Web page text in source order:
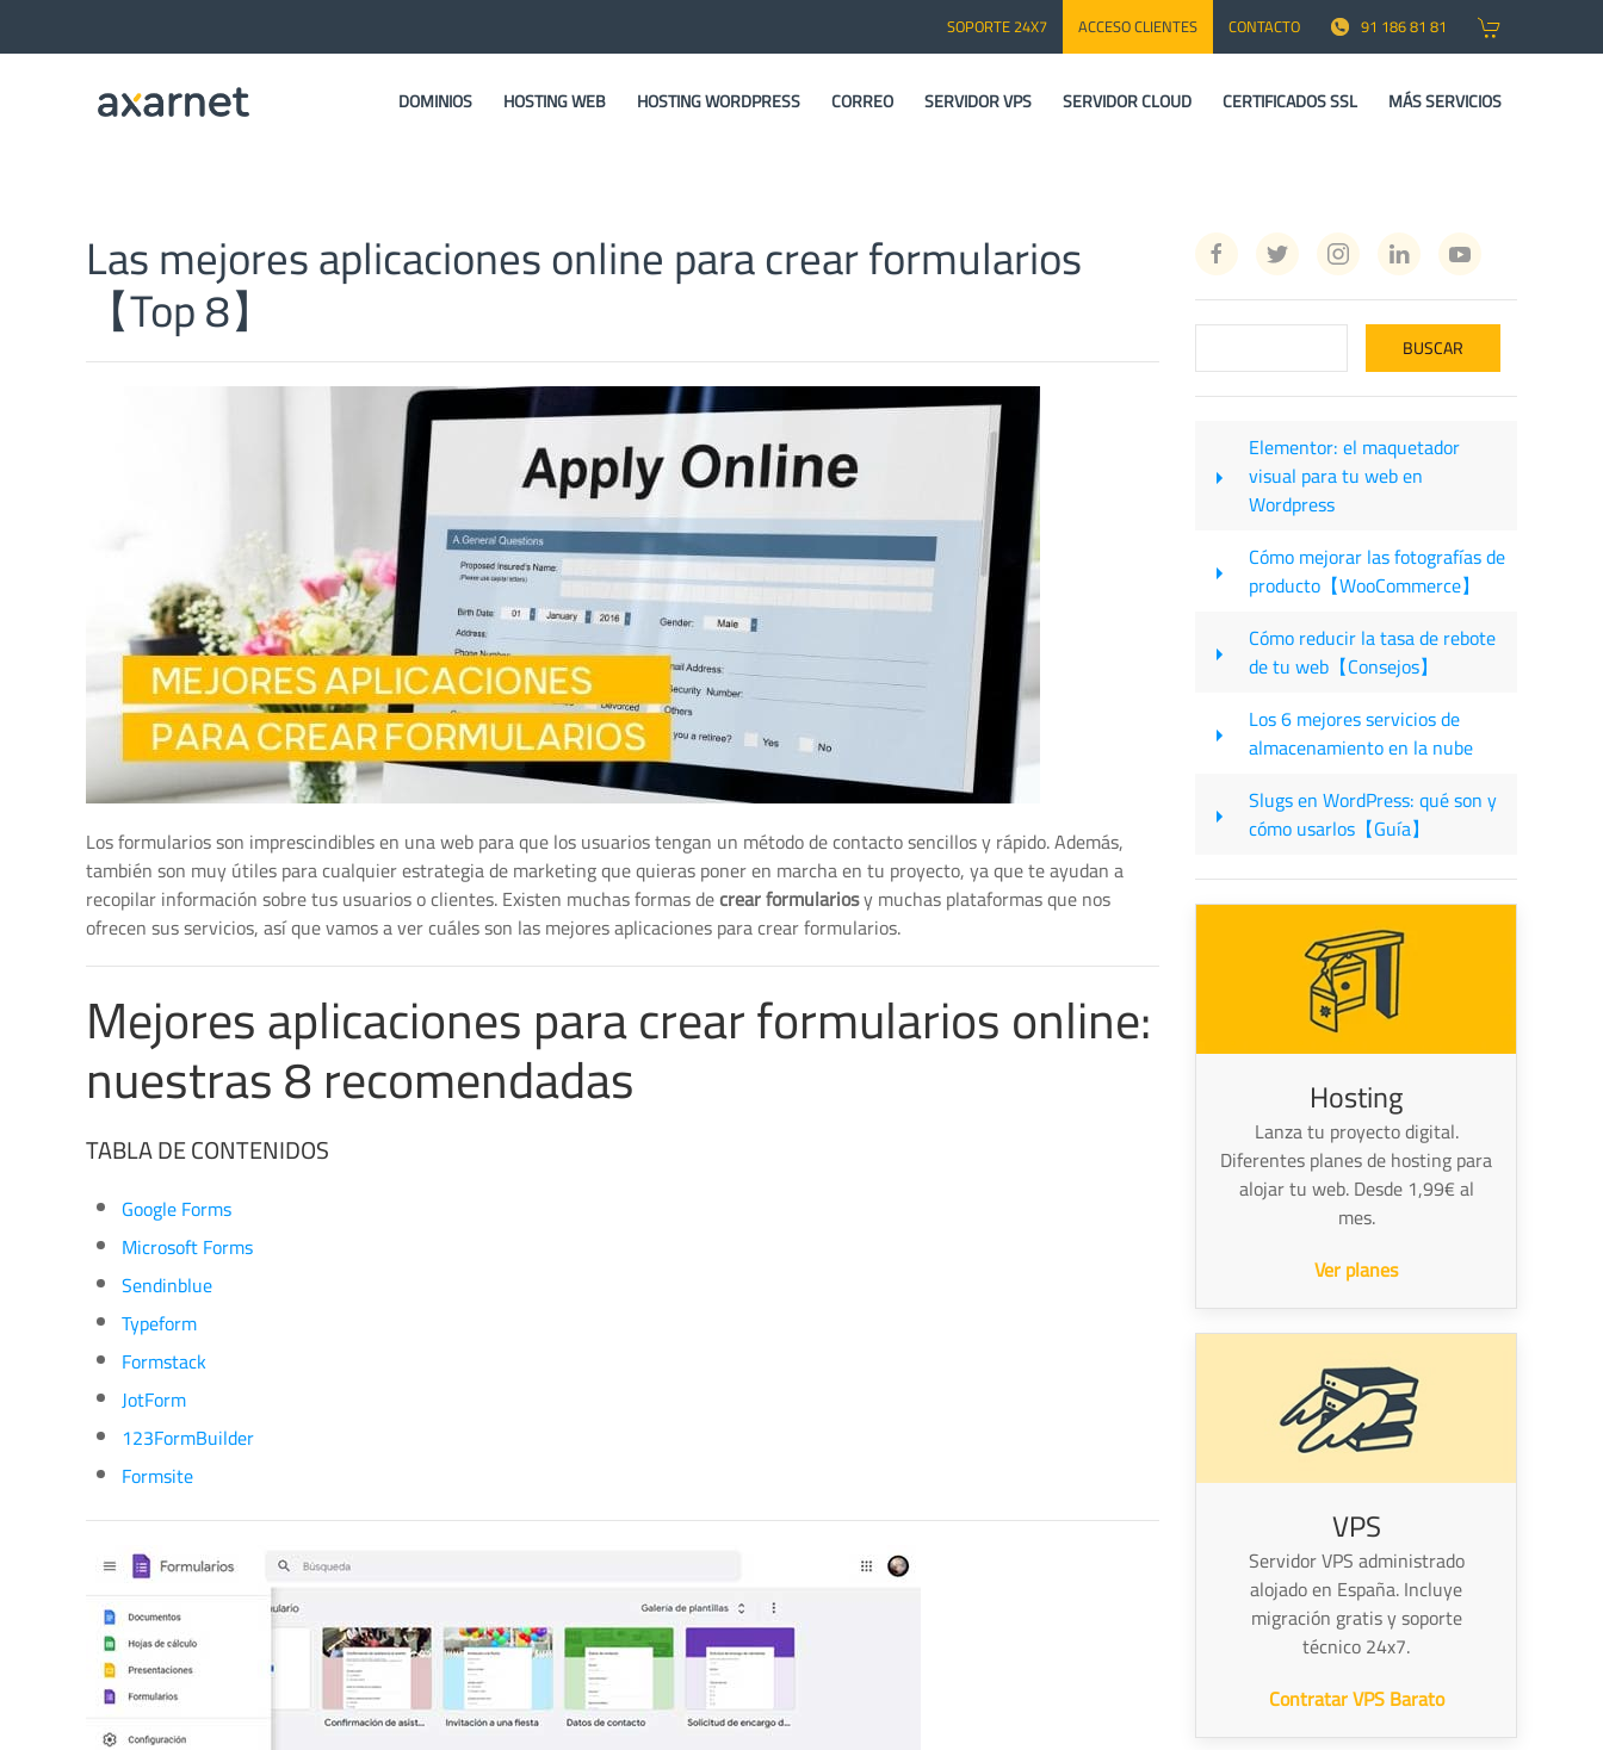
SOPORTE 24X7 ACCESO CLIENTES CONTACTO 91 186 81 81
DOMINIOS HOSTING WEB HOSTING WORDPRESS CORREO SERVIDOR VPS SERVIDOR CLOUD CERTIFICADOS SSL MÁS SERVICIOS
Las mejores aplicaciones online para crear formularios
【Top 8】
Los formularios son imprescindibles en una web para que los usuarios tengan un método de contacto sencillos y rápido. Además,
también son muy útiles para cualquier estrategia de marketing que quieras poner en marcha en tu proyecto, ya que te ayudan a
recopilar información sobre tus usuarios o clientes. Existen muchas formas decrear formulariosy muchas plataformas que nos
ofrecen sus servicios, así que vamos a ver cuáles son las mejores aplicaciones para crear formularios.
Mejores aplicaciones para crear formularios online:
nuestras 8 recomendadas
TABLA DE CONTENIDOS
Google Forms
Microsoft Forms
Sendinblue
Typeform
Formstack
JotForm
123FormBuilder
Formsite
Elementor: el maquetador
visual para tu web en
Wordpress
Cómo mejorar las fotografías de
producto【WooCommerce】
Cómo reducir la tasa de rebote
de tu web【Consejos】
Los 6 mejores servicios de
almacenamiento en la nube
Slugs en WordPress: qué son y
cómo usarlos【Guía】
Hosting
Lanza tu proyecto digital.
Diferentes planes de hosting para
alojar tu web. Desde 1,99€ al
mes.
Ver planes
VPS
Servidor VPS administrado
alojado en España. Incluye
migración gratis y soporte
técnico 24x7.
Contratar VPS Barato